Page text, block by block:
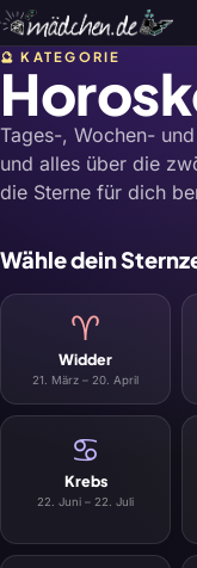
🔮 KATEGORIE
Tages-, Wochen-
und alles über die
die Sterne für dich
Wähle dein
♈
Widder
21. März – 20. April
♋
Krebs
22. Juni – 22. Juli